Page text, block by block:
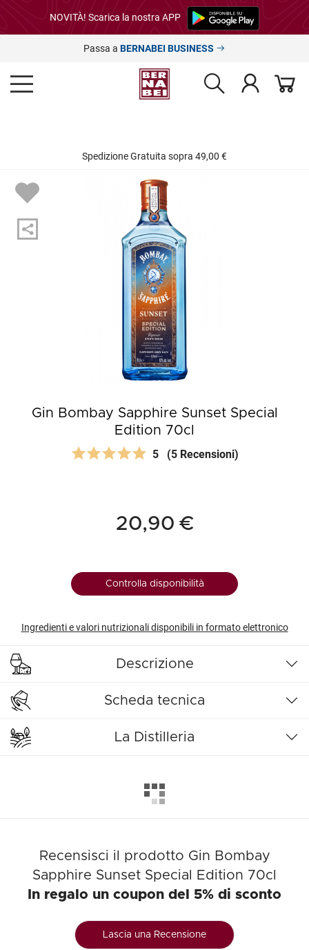
NOVITÀ! Scarica la nostra APP
Passa a BERNABEI BUSINESS
Spedizione Gratuita sopra 49,00 €
Gin Bombay Sapphire Sunset Special
Edition 70cl
5 (5 Recensioni)
20,90 €
Controlla disponibilità
Ingredienti e valori nutrizionali disponibili in formato elettronico
Descrizione
Scheda tecnica
La Distilleria
Recensisci il prodotto Gin Bombay
Sapphire Sunset Special Edition 70cl
In regalo un coupon del 5% di sconto
Lascia una Recensione